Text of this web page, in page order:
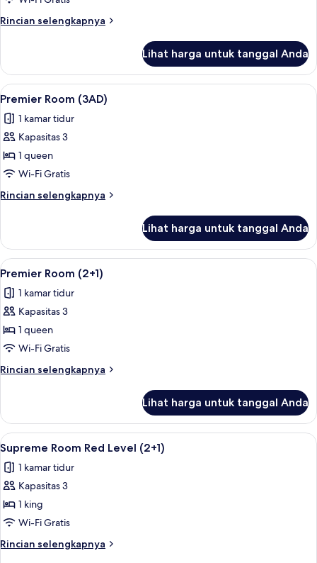
Level
Rincian selengkapnya
Rincian
Castellana
Presidential
Suite
Level
(3+1)
Lihat harga untuk tanggal Anda
Lihat
semua
foto
untuk
Premier
Room
(3AD)
Seprai premium, selimut bulu angsa,
4
Premier Room (3AD)
1 kamar tidur
Kapasitas 3
1 queen
Wi-Fi Gratis
Rincian selengkapnya
Rincian
Premier
Room
(3AD)
Lihat harga untuk tanggal Anda
Lihat
semua
foto
untuk
Premier
Room
(2+1)
Seprai premium, selimut bulu angsa,
4
Premier Room (2+1)
1 kamar tidur
Kapasitas 3
1 queen
Wi-Fi Gratis
Rincian selengkapnya
Rincian
Premier
Room
(2+1)
Lihat harga untuk tanggal Anda
Lihat
semua
foto
untuk
Supreme
Room
Red
Level
Seprai premium, selimut bulu angsa,
4
Supreme Room Red Level (2+1)
1 kamar tidur
Kapasitas 3
1 king
Wi-Fi Gratis
Rincian selengkapnya
Rincian